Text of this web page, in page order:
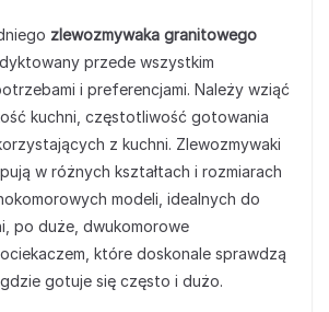
zlewozmywaka granitowego
przede wszystkim
i preferencjami. Należy wziąć
kuchni, częstotliwość gotowania
z kuchni. Zlewozmywaki
w różnych kształtach i rozmiarach
modeli, idealnych do
po duże, dwukomorowe
które doskonale sprawdzą
gotuje się często i dużo.